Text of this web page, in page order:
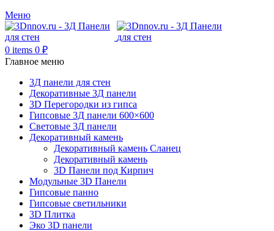
Меню
0 items 0 ₽
Главное меню
3Д панели для стен
Декоративные 3Д панели
3D Перегородки из гипса
Гипсовые 3Д панели 600×600
Световые 3Д панели
Декоративный камень
Декоративный камень Сланец
Декоративный камень
3D Панели под Кирпич
Модульные 3D Панели
Гипсовые панно
Гипсовые светильники
3D Плитка
Эко 3D панели